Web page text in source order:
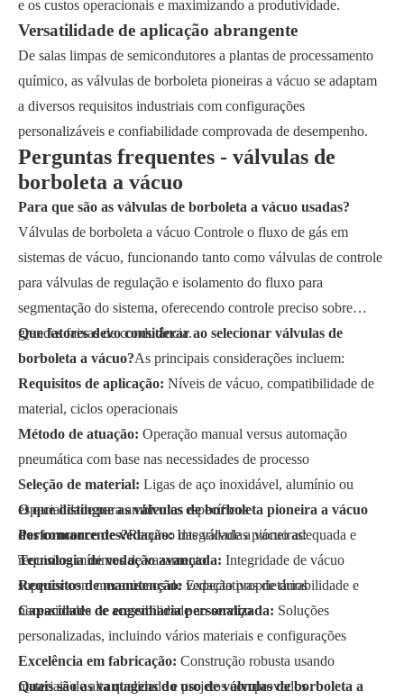
e os custos operacionais e maximizando a produtividade.
Versatilidade de aplicação abrangente
De salas limpas de semicondutores a plantas de processamento
químico, as válvulas de borboleta pioneiras a vácuo se adaptam
a diversos requisitos industriais com configurações
personalizáveis e confiabilidade comprovada de desempenho.
Perguntas frequentes - válvulas de
borboleta a vácuo
Para que são as válvulas de borboleta a vácuo usadas?
Válvulas de borboleta a vácuo Controle o fluxo de gás em
sistemas de vácuo, funcionando tanto como válvulas de controle
para válvulas de regulação e isolamento do fluxo para
segmentação do sistema, oferecendo controle preciso sobre
grandes faixas de condutância.
Que fatores devo considerar ao selecionar válvulas de
borboleta a vácuo?As principais considerações incluem:
Requisitos de aplicação: Níveis de vácuo, compatibilidade de
material, ciclos operacionais
Método de atuação: Operação manual versus automação
pneumática com base nas necessidades de processo
Seleção de material: Ligas de aço inoxidável, alumínio ou
especialidade para ambientes específicos
Performance de vedação:Integridade a vácuo adequada e
requisitos mínimos de vazamento
Requisitos de manutenção: Expectativas de durabilidade e
necessidades de acessibilidade ao serviço
O que distingue as válvulas de borboleta pioneira a vácuo
dos concorrentes?Recurso das válvulas pioneiras:
Tecnologia de vedação avançada: Integridade de vácuo
superior com mecanismos de vedação proprietários
Capacidade de engenharia personalizada: Soluções
personalizadas, incluindo vários materiais e configurações
Excelência em fabricação: Construção robusta usando
materiais de alta qualidade e projetos comprovados
Quais são as vantagens do uso de válvulas de borboleta a